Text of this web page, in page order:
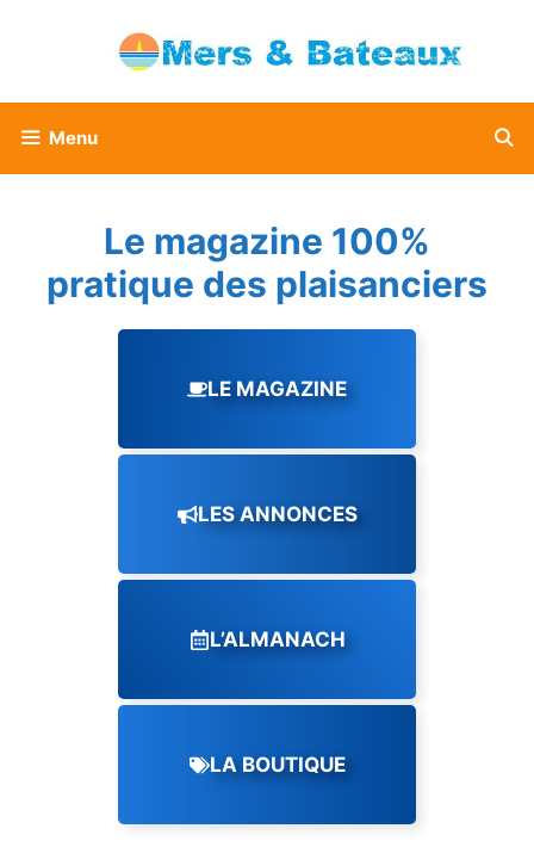
Menu
Le magazine 100%
pratique des plaisanciers
LE MAGAZINE
LES ANNONCES
L’ALMANACH
LA BOUTIQUE